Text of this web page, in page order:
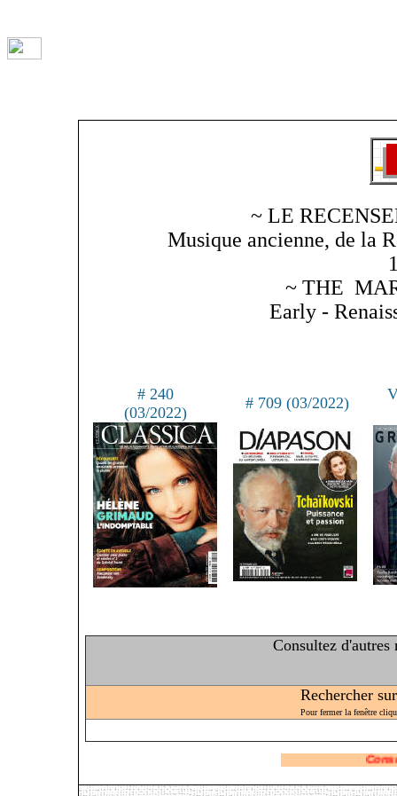
~ LE
Musique ancienne, de la
~ THE
Early -
# 240
(03/2022)
# 709 (03/2022)
Consultez
Rechercher
Pour fermer la fenêtre
Consultez